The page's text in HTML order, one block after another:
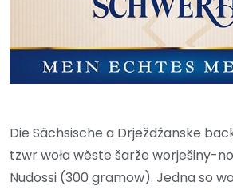
Die Sächsische a Drježdźanske
tzwr woła wěste šarže worješiny-
Nudossi (300 gramow). Jedna so